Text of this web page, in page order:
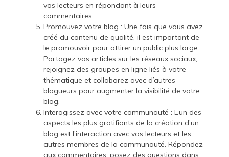
vos lecteurs en répondant à leurs
commentaires.
Promouvez votre blog : Une fois que vous avez
créé du contenu de qualité, il est important de
le promouvoir pour attirer un public plus large.
Partagez vos articles sur les réseaux sociaux,
rejoignez des groupes en ligne liés à votre
thématique et collaborez avec d’autres
blogueurs pour augmenter la visibilité de votre
blog.
Interagissez avec votre communauté : L’un des
aspects les plus gratifiants de la création d’un
blog est l’interaction avec vos lecteurs et les
autres membres de la communauté. Répondez
aux commentaires, posez des questions dans